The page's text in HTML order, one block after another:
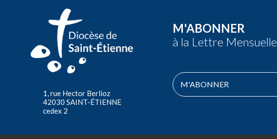
1, rue Hector Berlioz
42030 SAINT-ÉTIENNE
cedex 2
M'ABONNER
à la Lettre Mensuelle
M'ABONNER